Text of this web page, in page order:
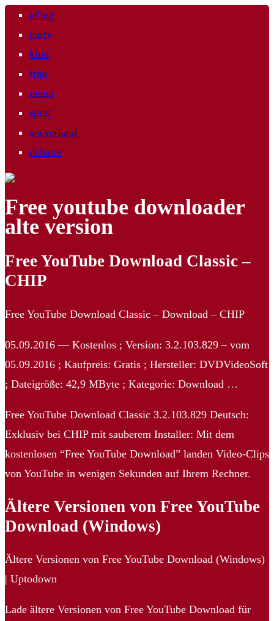
alltag
party
kind
frau
mann
sport
ausverkauf
debatte
Free youtube downloader
alte version
Free YouTube Download Classic –
CHIP
Free YouTube Download Classic – Download – CHIP
05.09.2016 — Kostenlos ; Version: 3.2.103.829 – vom
05.09.2016 ; Kaufpreis: Gratis ; Hersteller: DVDVideoSoft
; Dateigröße: 42,9 MByte ; Kategorie: Download …
Free YouTube Download Classic 3.2.103.829 Deutsch:
Exklusiv bei CHIP mit sauberem Installer: Mit dem
kostenlosen “Free YouTube Download” landen Video-Clips
von YouTube in wenigen Sekunden auf Ihrem Rechner.
Ältere Versionen von Free YouTube
Download (Windows)
Ältere Versionen von Free YouTube Download (Windows)
| Uptodown
Lade ältere Versionen von Free YouTube Download für